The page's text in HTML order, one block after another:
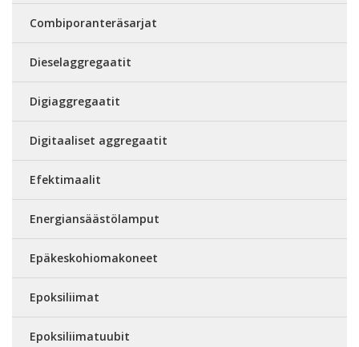
Combiporanteräsarjat
Dieselaggregaatit
Digiaggregaatit
Digitaaliset aggregaatit
Efektimaalit
Energiansäästölamput
Epäkeskohiomakoneet
Epoksiliimat
Epoksiliimatuubit